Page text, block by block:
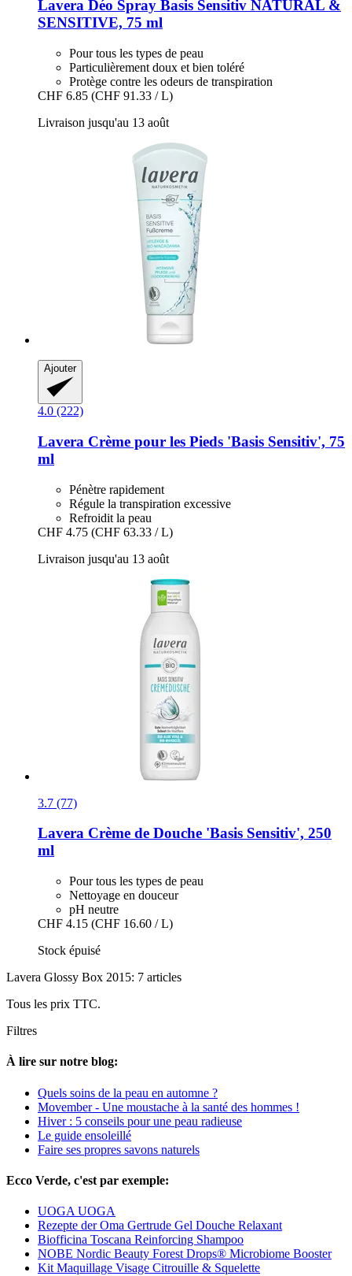
Lavera Déo Spray Basis Sensitiv NATURAL &
SENSITIVE, 75 ml
Pour tous les types de peau
Particulièrement doux et bien toléré
Protège contre les odeurs de transpiration
CHF 6.85 (CHF 91.33 / L)
Livraison jusqu'au 13 août
Ajouter
4.0 (222)
Lavera Crème pour les Pieds 'Basis Sensitiv', 75
ml
Pénètre rapidement
Régule la transpiration excessive
Refroidit la peau
CHF 4.75 (CHF 63.33 / L)
Livraison jusqu'au 13 août
3.7 (77)
Lavera Crème de Douche 'Basis Sensitiv', 250
ml
Pour tous les types de peau
Nettoyage en douceur
pH neutre
CHF 4.15 (CHF 16.60 / L)
Stock épuisé
Lavera Glossy Box 2015: 7 articles
Tous les prix TTC.
Filtres
À lire sur notre blog:
Quels soins de la peau en automne ?
Movember - Une moustache à la santé des hommes !
Hiver : 5 conseils pour une peau radieuse
Le guide ensoleillé
Faire ses propres savons naturels
Ecco Verde, c'est par exemple:
UOGA UOGA
Rezepte der Oma Gertrude Gel Douche Relaxant
Biofficina Toscana Reinforcing Shampoo
NOBE Nordic Beauty Forest Drops® Microbiome Booster
Kit Maquillage Visage Citrouille & Squelette